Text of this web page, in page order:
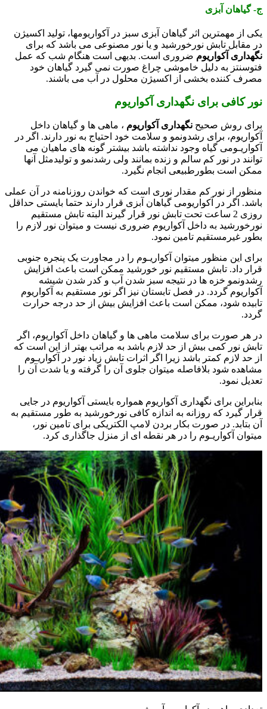
ج- گیاهان آبزی
یکی از مهمترین اثر گیاهان آبزی سبز در آکواریومها، تولید اکسیژن
در مقابل تابش نورخورشید و یا نور مصنوعی می باشد که برای
نگهداری آکواریوم ضروری است. بدیهی است هنگام شب که عمل
فتوسنتز به دلیل خاموشی چراغ صورت نمی گیرد گیاهان خود
مصرف کننده بخشی از اکسیژن محلول در آب می باشند.
نور کافی برای نگهداری آکواریوم
برای روش صحیح نگهداری آکواریوم ، ماهی ها و گیاهان داخل
آکواریوم، برای رشدونمو و سلامت خود احتیاج به نور دارند. اگر در
آکواریـومی گیاه وجود نداشته باشد بیشتر گونه های ماهیان می
توانند در نور کم سالم و زنده بمانند ولی رشدنمو و تولیدمثل آنها
ممکن است بطورطبیعی انجام نگیرد.
منظور از نور کم مقدار نوری است که خواندن روزنامنه در آن عملی
باشد. اگر در آکواریومی گیاهان آبزی قرار دارند حتما بایستی حداقل
روزی 2 ساعت تحت تابش نور قرار گیرند البته تابش مستقیم
نورخورشید به داخل آکواریوم ضروری نیست و میتوان نور لازم را
بطور غیرمستقیم تامین نمود.
برای این منظور میتوان آکواریـوم را در مجاورت یک پنجره جنوبی
قرار داد. تابش مستقیم نور خورشید ممکن است باعث افزایش
رشدونمو خزه ها در نتیجه سبز شدن آب و کدر شدن شیشه
آکواریوم گردد. در فصل تابستان نیز اگر نور مستقیم به آکواریوم
تابیده شود، ممکن است باعث افزایش بیش از حد درجه حرارت
گردد.
در هر صورت برای سلامت ماهی ها و گیاهان داخل آکواریوم، اگر
تابش نور کمی بیش از حد لازم باشد به مراتب بهتر از این است که
از حد لازم کمتر باشد زیرا اگر اثرات تابش زیاد نور در آکواریـوم
مشاهده شود بلافاصله میتوان جلوی آن را گرفته و یا شدت آن را
تعدیل نمود.
بنابراین برای نگهداری آکواریوم همواره بایستی آکواریوم در جایی
قرار گیرد که روزانه به اندازه کافی نورخورشید به طور مستقیم به
آن بتابد. در صورت بکار بردن لامپ الکتریکی برای تامین نور،
میتوان آکواریـوم را در هر نقطه ای از منزل جاگذاری کرد.